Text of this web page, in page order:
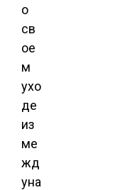
о
св
ое
м
ухо
де
из
ме
жд
уна